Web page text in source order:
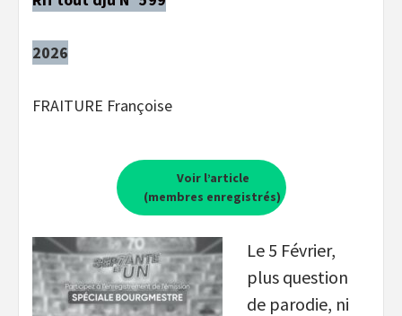
2026
FRAITURE Françoise
Voir l’article
(membres enregistrés)
Le 5 Février,
plus question
de parodie, ni